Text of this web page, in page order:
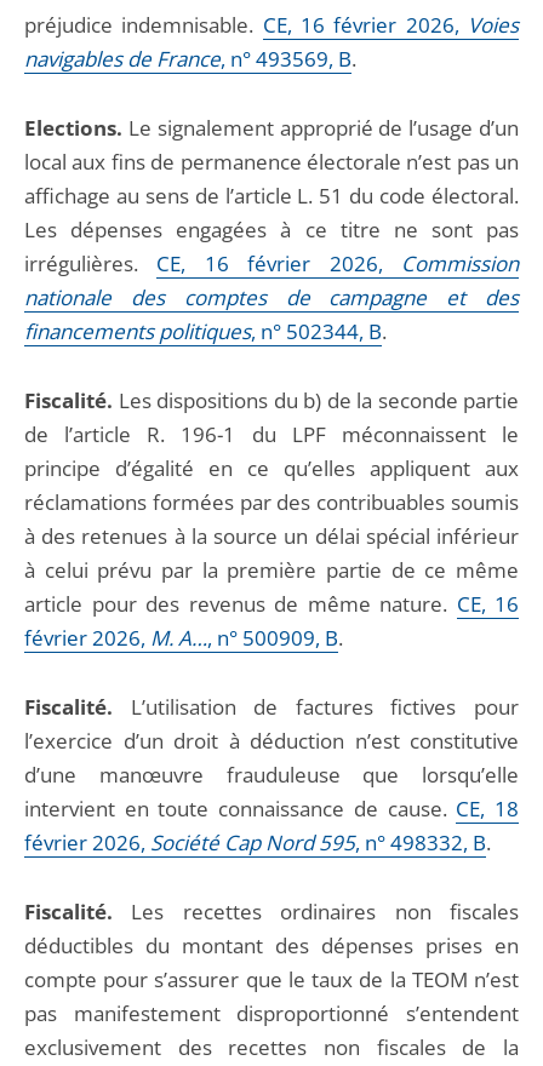
préjudice indemnisable. CE, 16 février 2026, Voies
navigables de France, n° 493569, B.
Elections. Le signalement approprié de l’usage d’un
local aux fins de permanence électorale n’est pas un
affichage au sens de l’article L. 51 du code électoral.
Les dépenses engagées à ce titre ne sont pas
irrégulières. CE, 16 février 2026, Commission
nationale des comptes de campagne et des
financements politiques, n° 502344, B.
Fiscalité. Les dispositions du b) de la seconde partie
de l’article R. 196-1 du LPF méconnaissent le
principe d’égalité en ce qu’elles appliquent aux
réclamations formées par des contribuables soumis
à des retenues à la source un délai spécial inférieur
à celui prévu par la première partie de ce même
article pour des revenus de même nature. CE, 16
février 2026, M. A…, n° 500909, B.
Fiscalité. L’utilisation de factures fictives pour
l’exercice d’un droit à déduction n’est constitutive
d’une manœuvre frauduleuse que lorsqu’elle
intervient en toute connaissance de cause. CE, 18
février 2026, Société Cap Nord 595, n° 498332, B.
Fiscalité. Les recettes ordinaires non fiscales
déductibles du montant des dépenses prises en
compte pour s’assurer que le taux de la TEOM n’est
pas manifestement disproportionné s’entendent
exclusivement des recettes non fiscales de la